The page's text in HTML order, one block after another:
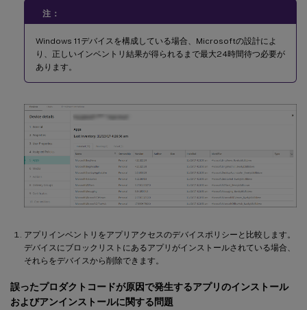
注：
Windows 11デバイスを構成している場合、Microsoftの設計によ
り、正しいインベントリ結果が得られるまで最大24時間待つ必要が
あります。
アプリインベントリをアプリアクセスのデバイスポリシーと比較します。
デバイスにブロックリストにあるアプリがインストールされている場合、
それらをデバイスから削除できます。
誤ったプロダクトコードが原因で発生するアプリのインストール
およびアンインストールに関する問題